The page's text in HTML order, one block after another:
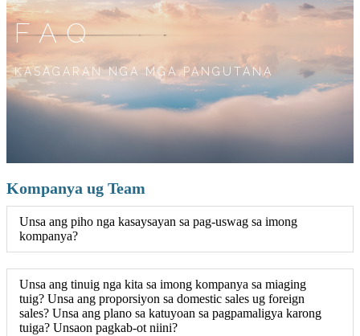
FAQ
KASAGARAN NGA MGA PANGUTANA
Kompanya ug Team
Unsa ang piho nga kasaysayan sa pag-uswag sa imong
kompanya?
Unsa ang tinuig nga kita sa imong kompanya sa miaging
tuig? Unsa ang proporsiyon sa domestic sales ug foreign
sales? Unsa ang plano sa katuyoan sa pagpamaligya karong
tuiga? Unsaon pagkab-ot niini?